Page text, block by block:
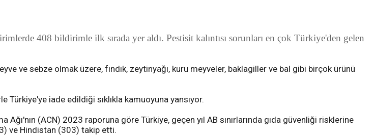
408 bildirimle ilk sırada yer aldı. Pestisit kalıntısı sorunları en çok Türkiye'den gelen
ve sebze olmak üzere, fındık, zeytinyağı, kuru meyveler, baklagiller ve bal gibi birçok ürünü
iade edildiği sıklıkla kamuoyuna yansıyor.
(ACN) 2023 raporuna göre Türkiye, geçen yıl AB sınırlarında gıda güvenliği risklerine
ve Hindistan (303) takip etti.